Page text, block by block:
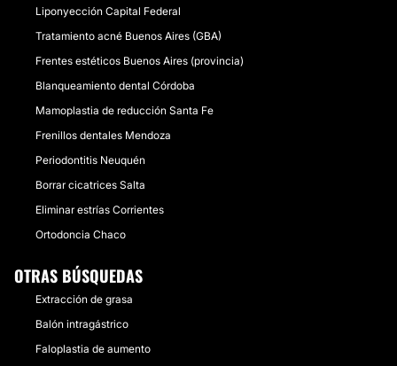
Liponyección Capital Federal
Tratamiento acné Buenos Aires (GBA)
Frentes estéticos Buenos Aires (provincia)
Blanqueamiento dental Córdoba
Mamoplastia de reducción Santa Fe
Frenillos dentales Mendoza
Periodontitis Neuquén
Borrar cicatrices Salta
Eliminar estrías Corrientes
Ortodoncia Chaco
OTRAS BÚSQUEDAS
Extracción de grasa
Balón intragástrico
Faloplastia de aumento